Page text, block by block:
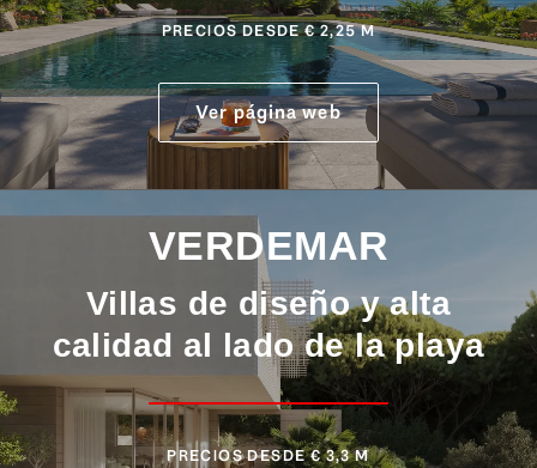
PRECIOS DESDE € 2,25 M
Ver página web
VERDEMAR
Villas de diseño y alta
calidad al lado de la playa
PRECIOS DESDE € 3,3 M